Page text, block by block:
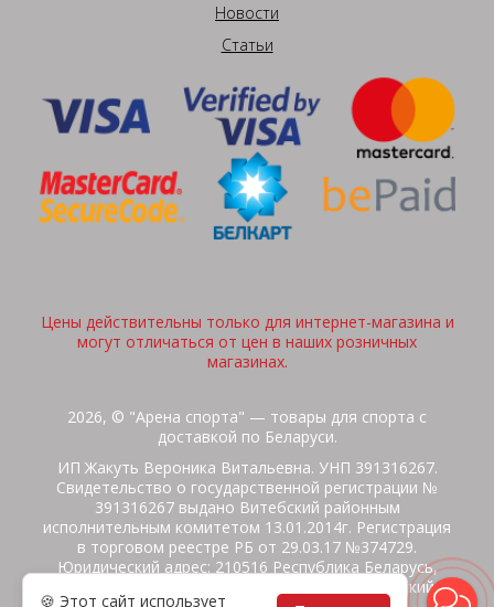
Новости
Статьи
Цены действительны только для интернет-магазина и
могут отличаться от цен в наших розничных
магазинах.
2026, © "Арена спорта" — товары для спорта с
доставкой по Беларуси.
ИП Жакуть Вероника Витальевна. УНП 391316267.
Свидетельство о государственной регистрации №
391316267 выдано Витебский районным
исполнительным комитетом 13.01.2014г. Регистрация
в торговом реестре РБ от 29.03.17 №374729.
Юридический адрес: 210516 Республика Беларусь,
Витебская область, Витебский район, Бабиничский с/
🍪 Этот сайт использует